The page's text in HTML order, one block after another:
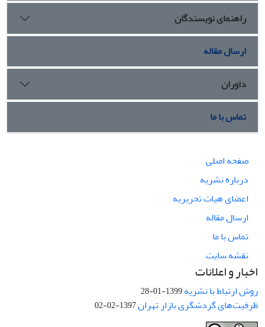
راهنمای نویسندگان
ارسال مقاله
داوران
تماس با ما
صفحه اصلی
درباره نشریه
اعضای هیات تحریریه
ارسال مقاله
تماس با ما
نقشه سایت
اخبار و اعلانات
روش ارتباط با نشریه1399-01-28
ظرفیت‌های گردشگری بازار تهران1397-02-02